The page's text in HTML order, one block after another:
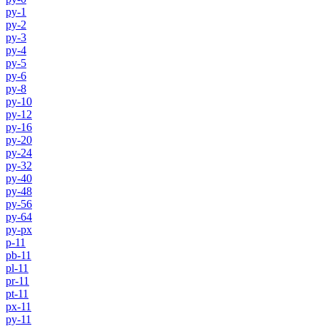
py-1
py-2
py-3
py-4
py-5
py-6
py-8
py-10
py-12
py-16
py-20
py-24
py-32
py-40
py-48
py-56
py-64
py-px
p-11
pb-11
pl-11
pr-11
pt-11
px-11
py-11